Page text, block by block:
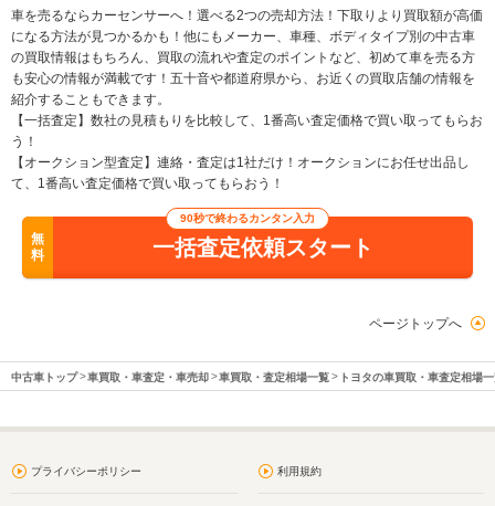
車を売るならカーセンサーへ！選べる2つの売却方法！下取りより買取額が高価
になる方法が見つかるかも！他にもメーカー、車種、ボディタイプ別の中古車
の買取情報はもちろん、買取の流れや査定のポイントなど、初めて車を売る方
も安心の情報が満載です！五十音や都道府県から、お近くの買取店舗の情報を
紹介することもできます。
【一括査定】数社の見積もりを比較して、1番高い査定価格で買い取ってもらお
う！
【オークション型査定】連絡・査定は1社だけ！オークションにお任せ出品し
て、1番高い査定価格で買い取ってもらおう！
無
料
90秒で終わるカンタン入力
一括査定依頼スタート
ページトップへ
中古車トップ 車買取・車査定・車売却 車買取・査定相場一覧 トヨタの車買取・車査定相場
プライバシーポリシー 利用規約